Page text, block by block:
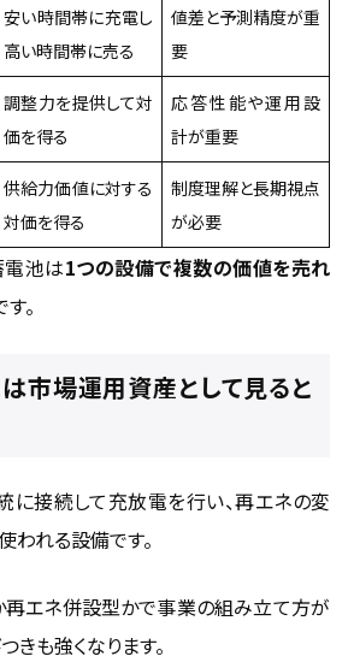
安い時間帯に充電し
高い時間帯に売る
値差と予測精度が重
要
調整力を提供して対
価を得る
応答性能や運用設
計が重要
供給力価値に対する
対価を得る
制度理解と長期視点
が必要
電池は1つの設備で複数の価値を売れ
。
市場運用資産として見ると
に接続して充放電を行い、再エネの変
れる設備です。
再エネ併設型かで事業の組み立て方が
きも強くなります。